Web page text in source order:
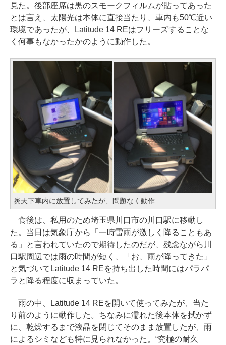
見た。後部座席は黒のスモークフィルムが貼ってあった
とは言え、太陽光は本体に直接当たり、車内も50℃近い
環境であったが、Latitude 14 REはフリーズすることな
く何事もなかったかのように動作した。
炎天下車内に放置してみたが、問題なく動作
食後は、私用のため埼玉県川口市の川口駅に移動し
た。当日は気象庁から「一時雷雨が激しく降ることもあ
る」と言われていたので期待したのだが、残念ながら川
口駅周辺では雨の時間が短く、「お、雨が降ってきた」
と気づいてLatitude 14 REを持ち出した時間にはパラパ
ラと降る程度に収まっていた。
雨の中、Latitude 14 REを開いて使ってみたが、当た
り前のように動作した。ちなみに濡れた後本体を拭かず
に、乾燥するまで液晶を閉じてそのまま放置したが、雨
によるシミなども特に見られなかった。“究極の耐久